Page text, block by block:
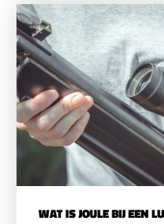
product en wordt op
gemonteerd. Een
product dat u apart
gebruikt.
WAT IS JOULE BIJ EEN